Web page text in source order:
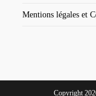
Mentions légales et
Copyright